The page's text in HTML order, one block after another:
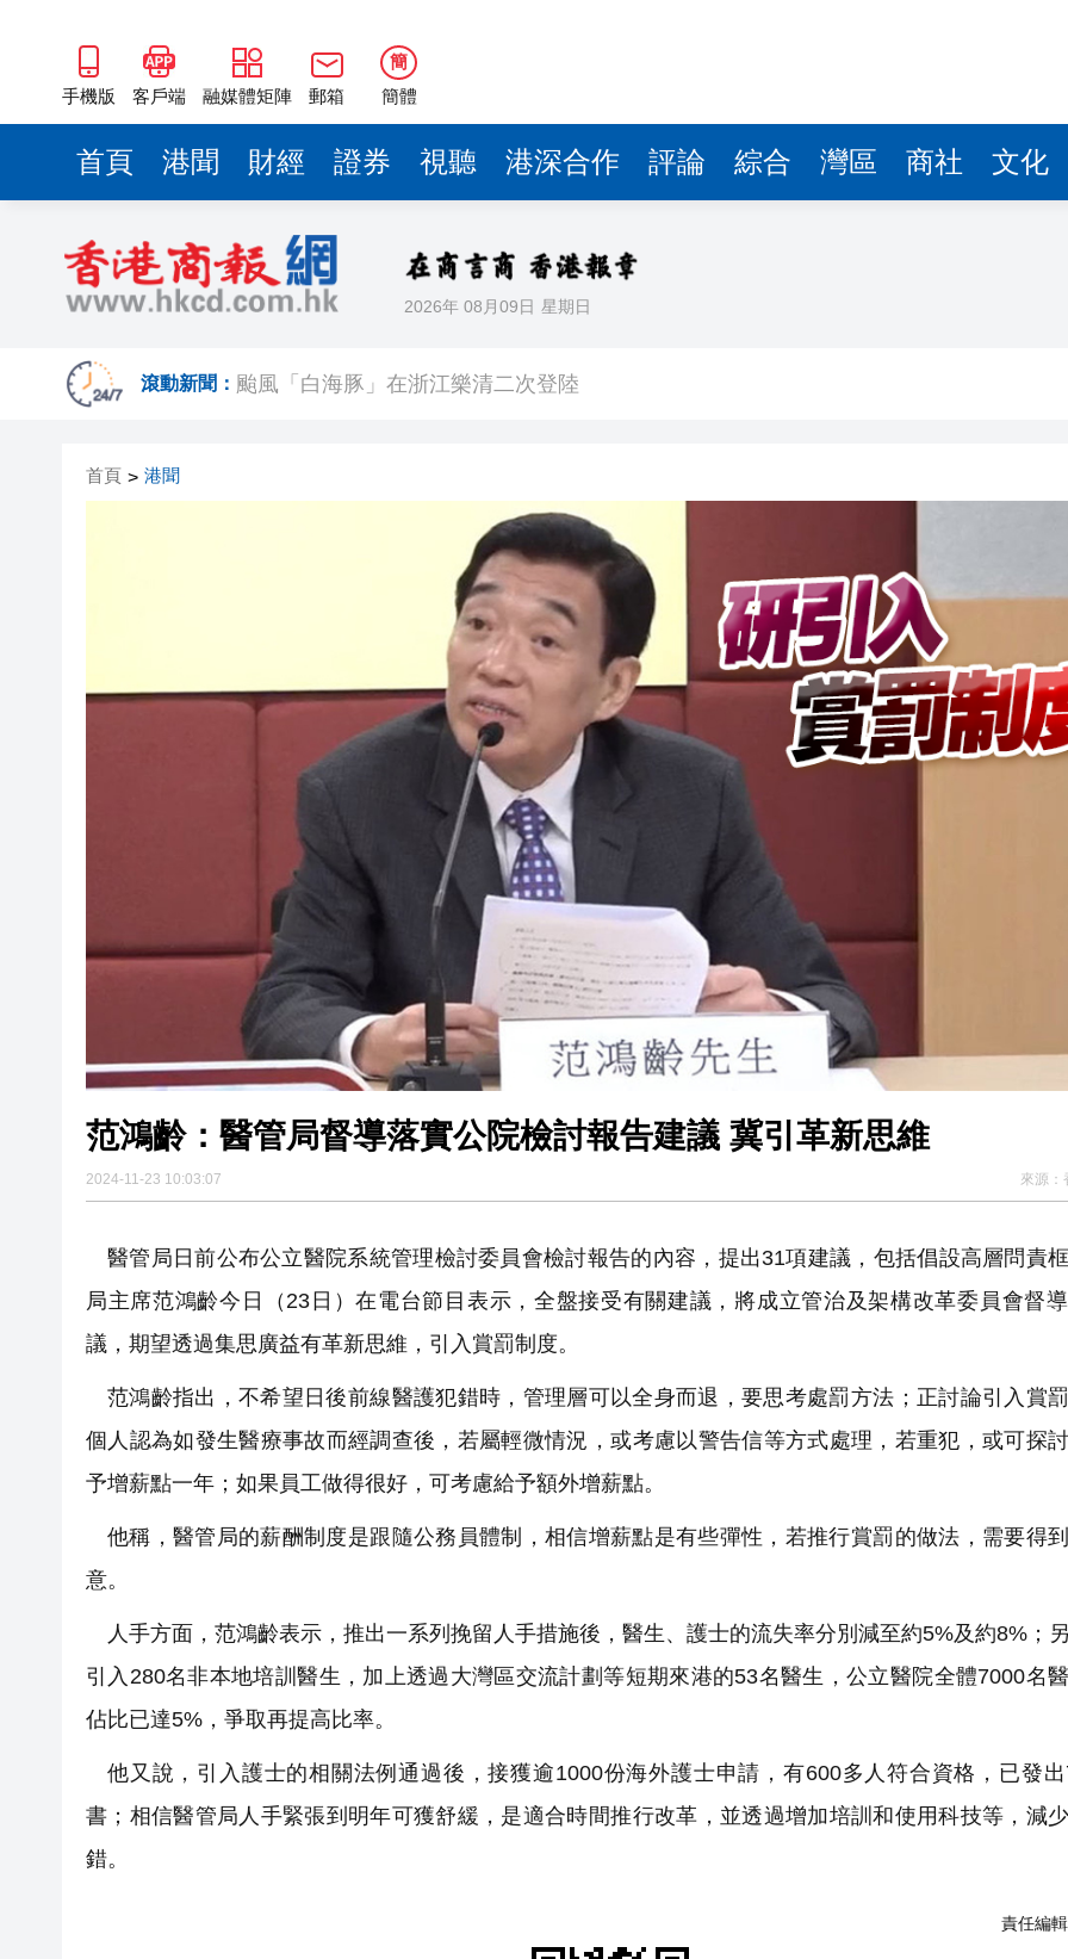
手機版 客戶端 融媒體矩陣 郵箱
簡
簡體
首頁 港聞 財經 證券 視聽 港深合作 評論 綜合 灣區 商社 文化
2026年 08月09日 星期日
滾動新聞：
伊朗最高領袖與總統舉行會談 討論經濟和軍事等問題
港區全國人大代表團結束安徽調研 建言深化皖港合作發展
民政總署開放19間社區會堂和社區中心作臨時避暑中心
有片 | 廣東省第十七屆運動會暨第十屆殘疾人運動會開幕式主題歌《心念山海》MV正式
調查發現港漂「越住越愛港」 居住3至5年留港意願飆升至92%
首頁 > 港聞
范鴻齡：醫管局督導落實公院檢討報告建議 冀引革新思維
2024-11-23 10:03:07 來源：
醫管局日前公布公立醫院系統管理檢討委員會檢討報告的內容，提出31項建議，包括倡設高層問責
局主席范鴻齡今日（23日）在電台節目表示，全盤接受有關建議，將成立管治及架構改革委員會督
議，期望透過集思廣益有革新思維 ，引入賞罰制度。
范鴻齡指出，不希望日後前線醫護犯錯時，管理層可以全身而退，要思考處罰方法；正討論引入賞
個人認為如發生醫療事故而經調查後，若屬輕微情況，或考慮以警告信等方式處理，若重犯，或可探
予增薪點一年；如果員工做得很好，可考慮給予額外增薪點。
他稱，醫管局的薪酬制度是跟隨公務員體制，相信增薪點是有些彈性，若推行賞罰的做法，需要得
意。
人手方面，范鴻齡表示，推出一系列挽留人手措施後，醫生、護士的流失率分別減至約5%及約8%；
引入280名非本地培訓醫生，加上透過大灣區交流計劃等短期來港的53名醫生，公立醫院全體7000名
佔比已達5%，爭取再提高比率。
他又說，引入護士的相關法例通過後，接獲逾1000份海外護士申請，有600多人符合資格，已發
書；相信醫管局人手緊張到明年可獲舒緩，是適合時間推行改革，並透過增加培訓和使用科技等，減
錯。
責任編